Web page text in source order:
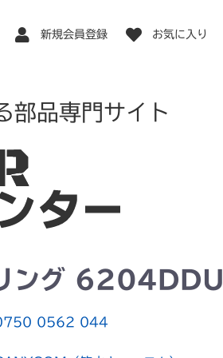
新規会員登録 お気に入り
部品専門サイト
ング 6204DDU
0562 044